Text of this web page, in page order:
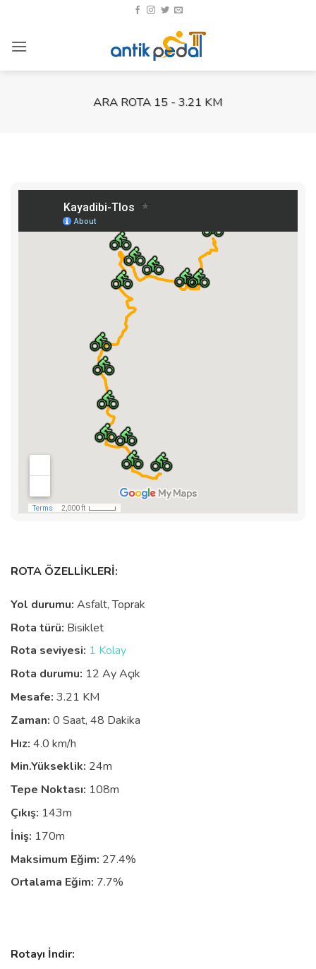
ARA ROTA 15 - 3.21 KM
ROTA ÖZELLİKLERİ:
Yol durumu: Asfalt, Toprak
Rota türü: Bisiklet
Rota seviyesi: 1 Kolay
Rota durumu: 12 Ay Açık
Mesafe: 3.21 KM
Zaman: 0 Saat, 48 Dakika
Hız: 4.0 km/h
Min.Yükseklik: 24m
Tepe Noktası: 108m
Çıkış: 143m
İniş: 170m
Maksimum Eğim: 27.4%
Ortalama Eğim: 7.7%
Rotayı İndir: